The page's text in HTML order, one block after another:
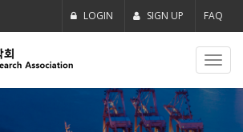
LOGIN SIGN UP FAQ